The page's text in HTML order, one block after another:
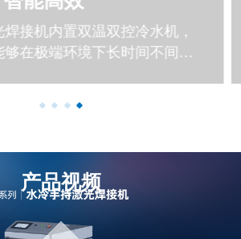
接机内置双温双控冷水机，
够在极端环境下长时间不间断
产品视频